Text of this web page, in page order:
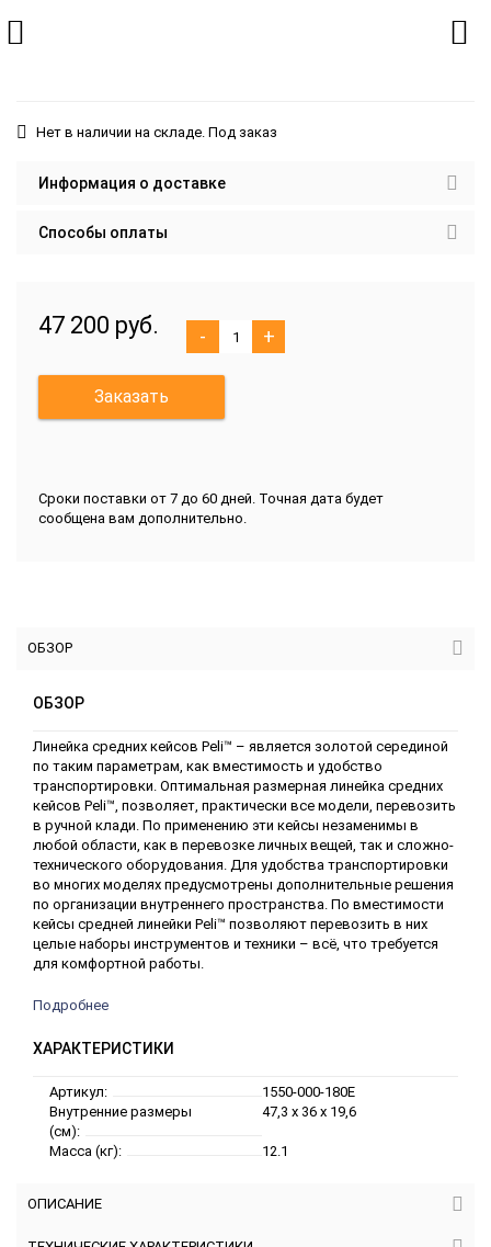
Нет в наличии на складе. Под заказ
Информация о доставке
Способы оплаты
47 200 руб. - +
Заказать
Сроки поставки от 7 до 60 дней. Точная дата будет
сообщена вам дополнительно.
ОБЗОР
ОБЗОР
Линейка средних кейсов Peli™ – является золотой серединой
по таким параметрам, как вместимость и удобство
транспортировки. Оптимальная размерная линейка средних
кейсов Peli™, позволяет, практически все модели, перевозить
в ручной клади. По применению эти кейсы незаменимы в
любой области, как в перевозке личных вещей, так и сложно-
технического оборудования. Для удобства транспортировки
во многих моделях предусмотрены дополнительные решения
по организации внутреннего пространства. По вместимости
кейсы средней линейки Peli™ позволяют перевозить в них
целые наборы инструментов и техники – всё, что требуется
для комфортной работы.
Подробнее
ХАРАКТЕРИСТИКИ
Артикул:
1550-000-180E
Внутренние размеры
(см):
47,3 x 36 x 19,6
Масса (кг): 12.1
ОПИСАНИЕ